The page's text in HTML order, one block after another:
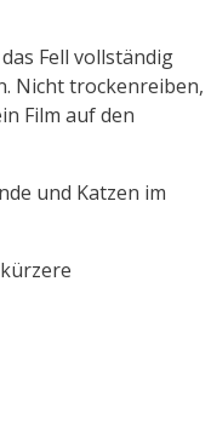
Fell vollständig
Nicht trockenreiben,
Film auf den
und Katzen im